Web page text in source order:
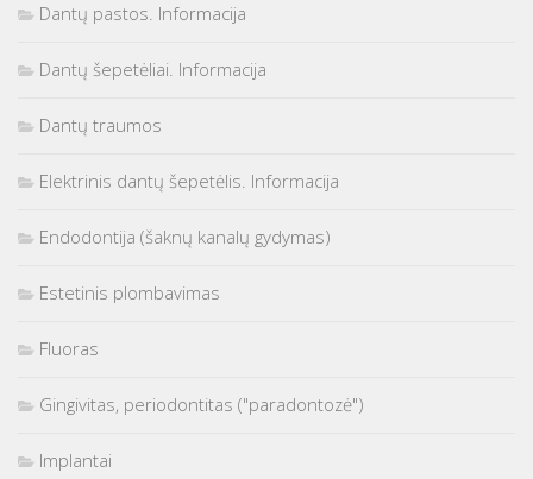
Dantų pastos. Informacija
Dantų šepetėliai. Informacija
Dantų traumos
Elektrinis dantų šepetėlis. Informacija
Endodontija (šaknų kanalų gydymas)
Estetinis plombavimas
Fluoras
Gingivitas, periodontitas ("paradontozė")
Implantai